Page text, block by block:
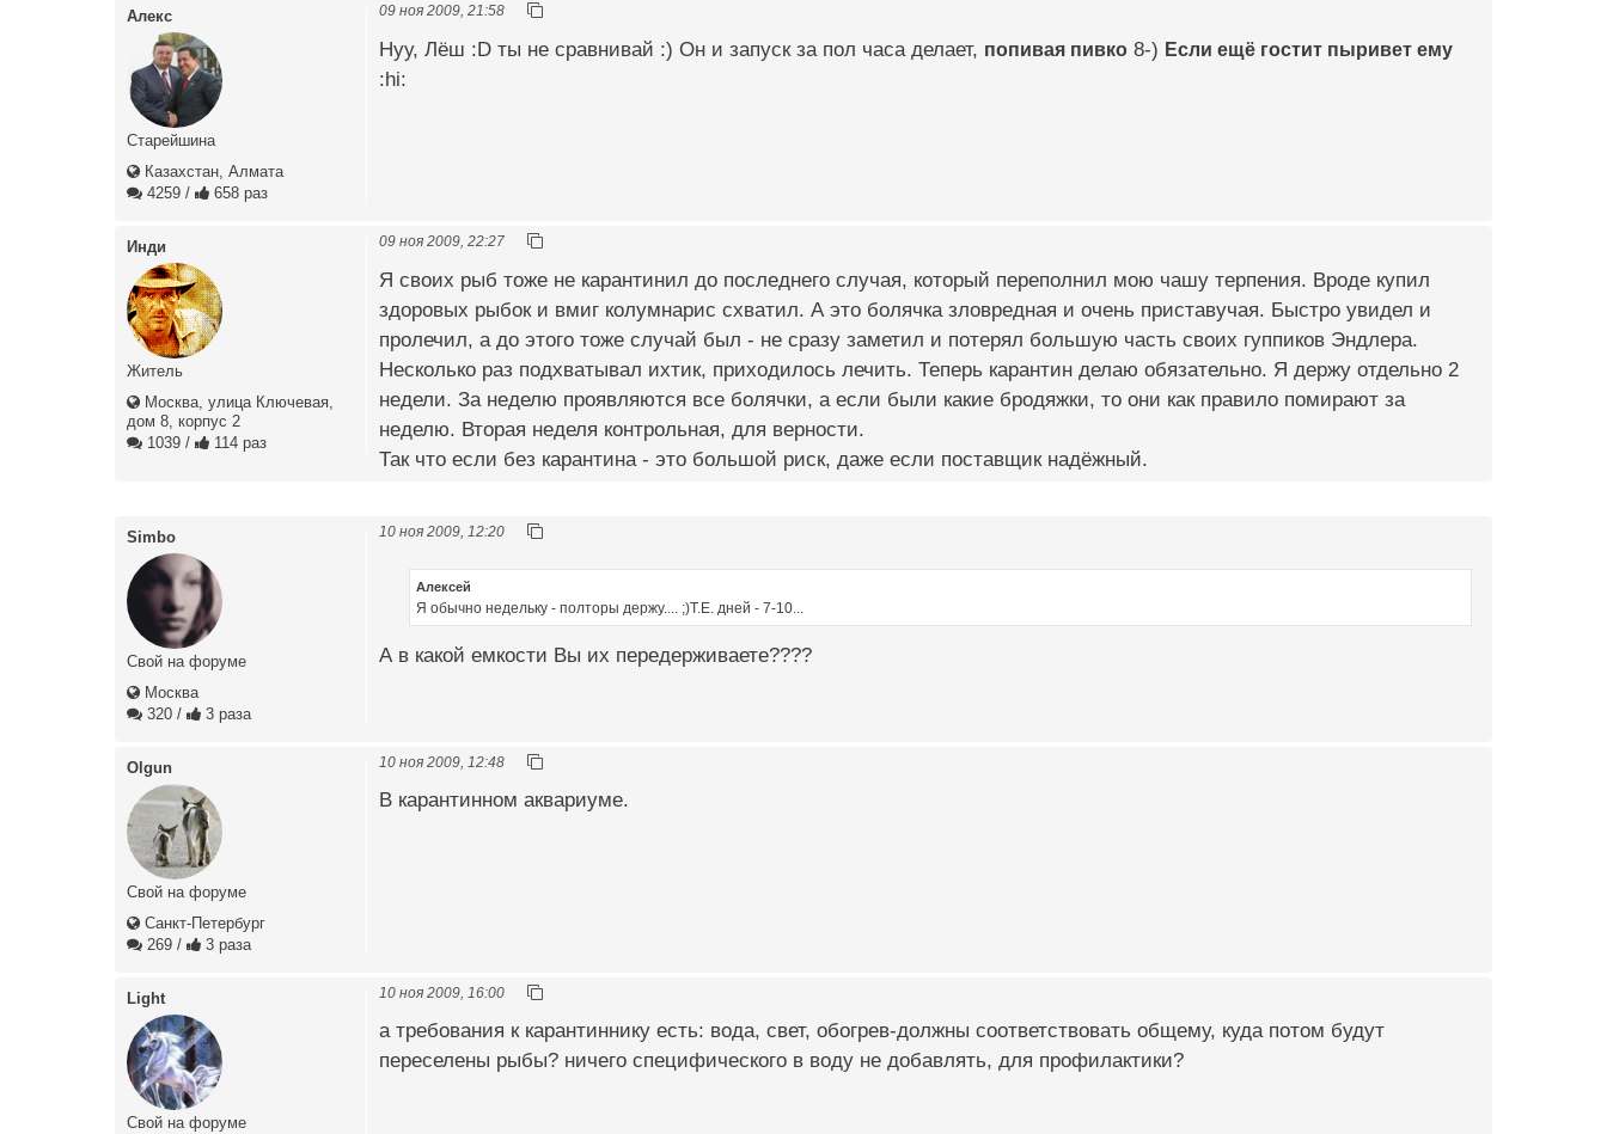
Алекс
Старейшина
Казахстан, Алмата
4259 / 658 раз
09 ноя 2009, 21:58
Нуу, Лёш :D ты не сравнивай :) Он и запуск за пол часа делает, попивая пивко 8-) Если ещё гостит пыривет ему
:hi:
Инди
Житель
Москва, улица Ключевая,
дом 8, корпус 2
1039 / 114 раз
09 ноя 2009, 22:27
Я своих рыб тоже не карантинил до последнего случая, который переполнил мою чашу терпения. Вроде купил
здоровых рыбок и вмиг колумнарис схватил. А это болячка зловредная и очень приставучая. Быстро увидел и
пролечил, а до этого тоже случай был - не сразу заметил и потерял большую часть своих гуппиков Эндлера.
Несколько раз подхватывал ихтик, приходилось лечить. Теперь карантин делаю обязательно. Я держу отдельно 2
недели. За неделю проявляются все болячки, а если были какие бродяжки, то они как правило помирают за
неделю. Вторая неделя контрольная, для верности.
Так что если без карантина - это большой риск, даже если поставщик надёжный.
Simbo
Свой на форуме
Москва
320 / 3 раза
10 ноя 2009, 12:20
Алексей
Я обычно недельку - полторы держу.... ;)Т.Е. дней - 7-10...
А в какой емкости Вы их передерживаете????
Olgun
Свой на форуме
Санкт-Петербург
269 / 3 раза
10 ноя 2009, 12:48
В карантинном аквариуме.
Light
Свой на форуме
10 ноя 2009, 16:00
а требования к карантиннику есть: вода, свет, обогрев-должны соответствовать общему, куда потом будут
переселены рыбы? ничего специфического в воду не добавлять, для профилактики?